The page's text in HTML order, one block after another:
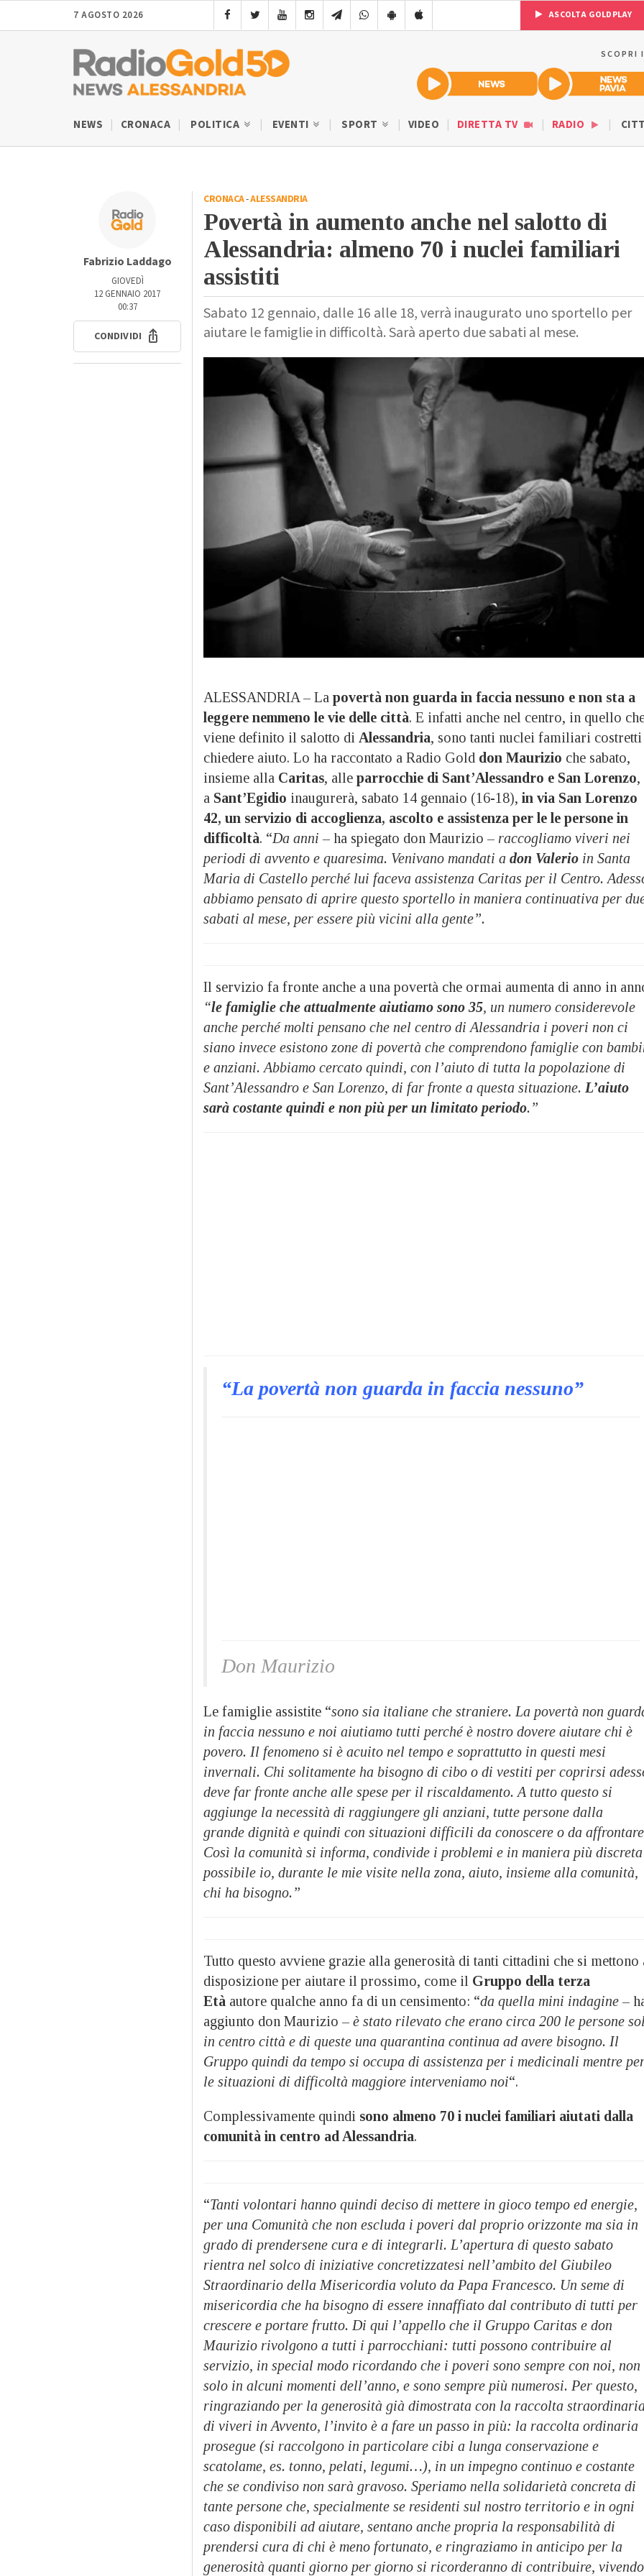
7 AGOSTO 2026 ASCOLTA GOLDPLAY
SCOPRI
NEWS CRONACA POLITICA EVENTI SPORT VIDEO DIRETTA TV RADIO
Fabrizio Laddago
GIOVEDÌ
12 GENNAIO 2017
00:37
CONDIVIDI
CRONACA-ALESSANDRIA
Povertà in aumento anche nel salotto di
Alessandria: almeno 70 i nuclei familiari
assistiti
Sabato 12 gennaio, dalle 16 alle 18, verrà inaugurato uno sportello per
aiutare le famiglie in difficoltà. Sarà aperto due sabati al mese.
ALESSANDRIA – La povertà non guarda in faccia nessuno e non sta a
leggere nemmeno le vie delle città. E infatti anche nel centro, in quello
viene definito il salotto di Alessandria, sono tanti nuclei familiari costretti
chiedere aiuto. Lo ha raccontato a Radio Gold don Maurizio che sabato,
insieme alla Caritas, alle parrocchie di Sant’Alessandro e San Lorenzo,
a Sant’Egidio inaugurerà, sabato 14 gennaio (16-18), in via San Lorenzo
42, un servizio di accoglienza, ascolto e assistenza per le le persone in
difficoltà. “Da anni – ha spiegato don Maurizio – raccogliamo viveri nei
periodi di avvento e quaresima. Venivano mandati a don Valerio in Santa
Maria di Castello perché lui faceva assistenza Caritas per il Centro.
abbiamo pensato di aprire questo sportello in maniera continuativa per
sabati al mese, per essere più vicini alla gente”.
Il servizio fa fronte anche a una povertà che ormai aumenta di anno in
“le famiglie che attualmente aiutiamo sono 35, un numero considerevole
anche perché molti pensano che nel centro di Alessandria i poveri non ci
siano invece esistono zone di povertà che comprendono famiglie con
e anziani. Abbiamo cercato quindi, con l’aiuto di tutta la popolazione di
Sant’Alessandro e San Lorenzo, di far fronte a questa situazione. L’aiuto
sarà costante quindi e non più per un limitato periodo.”
“La povertà non guarda in faccia nessuno”
Don Maurizio
Le famiglie assistite “sono sia italiane che straniere. La povertà non
in faccia nessuno e noi aiutiamo tutti perché è nostro dovere aiutare chi è
povero. Il fenomeno si è acuito nel tempo e soprattutto in questi mesi
invernali. Chi solitamente ha bisogno di cibo o di vestiti per coprirsi
deve far fronte anche alle spese per il riscaldamento. A tutto questo si
aggiunge la necessità di raggiungere gli anziani, tutte persone dalla
grande dignità e quindi con situazioni difficili da conoscere o da
Così la comunità si informa, condivide i problemi e in maniera più discreta
possibile io, durante le mie visite nella zona, aiuto, insieme alla comunità,
chi ha bisogno.”
Tutto questo avviene grazie alla generosità di tanti cittadini che si mettono
disposizione per aiutare il prossimo, come il Gruppo della terza
Età autore qualche anno fa di un censimento: “da quella mini indagine –
aggiunto don Maurizio – è stato rilevato che erano circa 200 le persone
in centro città e di queste una quarantina continua ad avere bisogno. Il
Gruppo quindi da tempo si occupa di assistenza per i medicinali mentre
le situazioni di difficoltà maggiore interveniamo noi“.
Complessivamente quindi sono almeno 70 i nuclei familiari aiutati dalla
comunità in centro ad Alessandria.
“Tanti volontari hanno quindi deciso di mettere in gioco tempo ed energie,
per una Comunità che non escluda i poveri dal proprio orizzonte ma sia in
grado di prendersene cura e di integrarli. L’apertura di questo sabato
rientra nel solco di iniziative concretizzatesi nell’ambito del Giubileo
Straordinario della Misericordia voluto da Papa Francesco. Un seme di
misericordia che ha bisogno di essere innaffiato dal contributo di tutti per
crescere e portare frutto. Di qui l’appello che il Gruppo Caritas e don
Maurizio rivolgono a tutti i parrocchiani: tutti possono contribuire al
servizio, in special modo ricordando che i poveri sono sempre con noi, non
solo in alcuni momenti dell’anno, e sono sempre più numerosi. Per questo,
ringraziando per la generosità già dimostrata con la raccolta
di viveri in Avvento, l’invito è a fare un passo in più: la raccolta ordinaria
prosegue (si raccolgono in particolare cibi a lunga conservazione e
scatolame, es. tonno, pelati, legumi…), in un impegno continuo e costante
che se condiviso non sarà gravoso. Speriamo nella solidarietà concreta di
tante persone che, specialmente se residenti sul nostro territorio e in ogni
caso disponibili ad aiutare, sentano anche propria la responsabilità di
prendersi cura di chi è meno fortunato, e ringraziamo in anticipo per la
generosità quanti giorno per giorno si ricorderanno di contribuire, vivendo